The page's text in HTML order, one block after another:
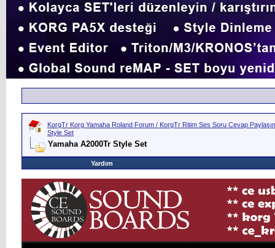
KorgTr Korg Yamaha Roland Forum / KorgTr Ritim Ses Soru Cevap
Style Set
Yamaha A2000Tr Style Set
Yardım